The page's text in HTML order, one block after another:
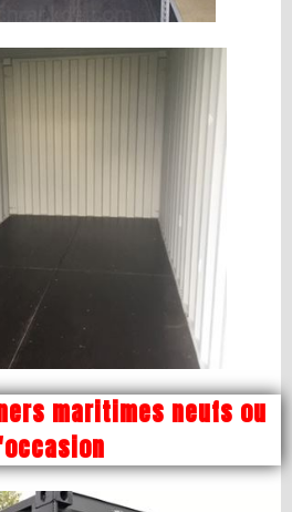
maritimes neufs ou